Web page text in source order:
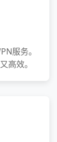
服务。
高效。